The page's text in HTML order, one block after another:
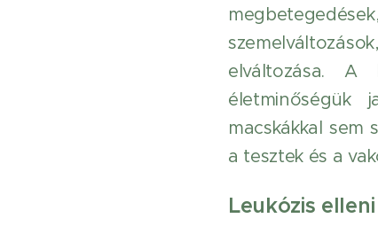
elváltozása. A
életminőségük
macskákkal
a tesztek és a
Leukózis